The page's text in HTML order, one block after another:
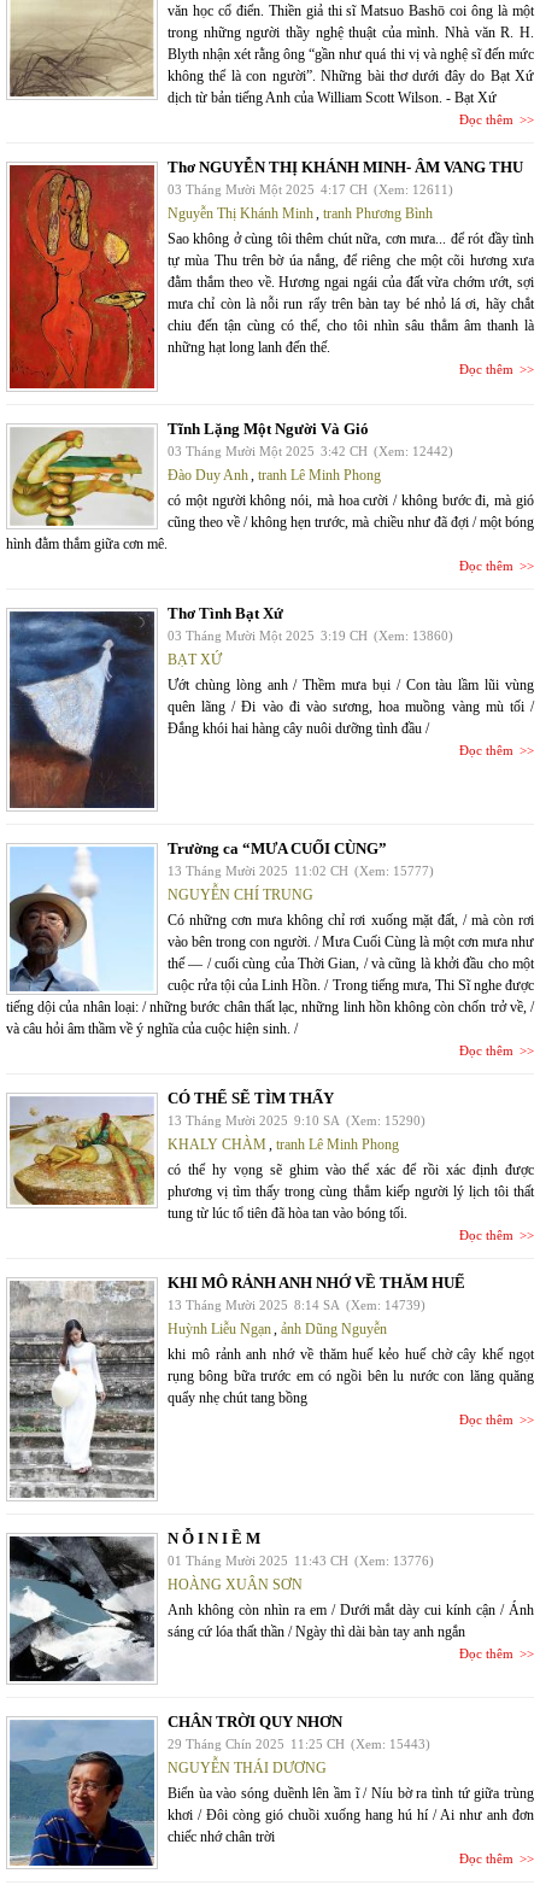
văn học cổ điển. Thiền giả thi sĩ Matsuo Bashō coi ông là một
trong những người thầy nghệ thuật của mình. Nhà văn R. H.
Blyth nhận xét rằng ông “gần như quá thi vị và nghệ sĩ đến mức
không thể là con người”. Những bài thơ dưới đây do Bạt Xứ
dịch từ bản tiếng Anh của William Scott Wilson. - Bạt Xứ
Đọc thêm
Thơ NGUYỄN THỊ KHÁNH MINH- ÂM VANG THU
03 Tháng Mười Một 2025 4:17 CH (Xem: 12611)
Nguyễn Thị Khánh Minh, tranh Phương Bình
Sao không ở cùng tôi thêm chút nữa, cơn mưa... để rót đầy tình
tự mùa Thu trên bờ úa nắng, để riêng che một cõi hương xưa
đằm thắm theo về. Hương ngai ngái của đất vừa chớm ướt, sợi
mưa chỉ còn là nỗi run rẩy trên bàn tay bé nhỏ lá ơi, hãy chắt
chiu đến tận cùng có thể, cho tôi nhìn sâu thẳm âm thanh là
những hạt long lanh đến thế.
Đọc thêm
Tĩnh Lặng Một Người Và Gió
03 Tháng Mười Một 2025 3:42 CH (Xem: 12442)
Đào Duy Anh, tranh Lê Minh Phong
có một người không nói, mà hoa cười / không bước đi, mà gió
cũng theo về / không hẹn trước, mà chiều như đã đợi / một bóng
hình đằm thắm giữa cơn mê.
Đọc thêm
Thơ Tình Bạt Xứ
03 Tháng Mười Một 2025 3:19 CH (Xem: 13860)
BẠT XỨ
Ướt chùng lòng anh / Thềm mưa bụi / Con tàu lầm lũi vùng
quên lãng / Đi vào đi vào sương, hoa muồng vàng mù tối /
Đắng khói hai hàng cây nuôi dưỡng tình đầu /
Đọc thêm
Trường ca “MƯA CUỐI CÙNG”
13 Tháng Mười 2025 11:02 CH (Xem: 15777)
NGUYỄN CHÍ TRUNG
Có những cơn mưa không chỉ rơi xuống mặt đất, / mà còn rơi
vào bên trong con người. / Mưa Cuối Cùng là một cơn mưa như
thế — / cuối cùng của Thời Gian, / và cũng là khởi đầu cho một
cuộc rửa tội của Linh Hồn. / Trong tiếng mưa, Thi Sĩ nghe được
tiếng dội của nhân loại: / những bước chân thất lạc, những linh hồn không còn chốn trở về, /
và câu hỏi âm thầm về ý nghĩa của cuộc hiện sinh. /
Đọc thêm
CÓ THỂ SẼ TÌM THẤY
13 Tháng Mười 2025 9:10 SA (Xem: 15290)
KHALY CHÀM, tranh Lê Minh Phong
có thể hy vọng sẽ ghim vào thể xác để rồi xác định được
phương vị tìm thấy trong cùng thẳm kiếp người lý lịch tôi thất
tung từ lúc tổ tiên đã hòa tan vào bóng tối.
Đọc thêm
KHI MÔ RẢNH ANH NHỚ VỀ THĂM HUẾ
13 Tháng Mười 2025 8:14 SA (Xem: 14739)
Huỳnh Liễu Ngạn, ảnh Dũng Nguyễn
khi mô rảnh anh nhớ về thăm huế kẻo huế chờ cây khế ngọt
rụng bông bữa trước em có ngồi bên lu nước con lăng quăng
quẩy nhẹ chút tang bồng
Đọc thêm
N Ỗ I N I Ề M
01 Tháng Mười 2025 11:43 CH (Xem: 13776)
HOÀNG XUÂN SƠN
Anh không còn nhìn ra em / Dưới mắt dày cui kính cận / Ánh
sáng cứ lóa thất thần / Ngày thì dài bàn tay anh ngắn
Đọc thêm
CHÂN TRỜI QUY NHƠN
29 Tháng Chín 2025 11:25 CH (Xem: 15443)
NGUYỄN THÁI DƯƠNG
Biển ùa vào sóng duềnh lên ầm ĩ / Níu bờ ra tình tứ giữa trùng
khơi / Đôi còng gió chuồi xuống hang hú hí / Ai như anh đơn
chiếc nhớ chân trời
Đọc thêm